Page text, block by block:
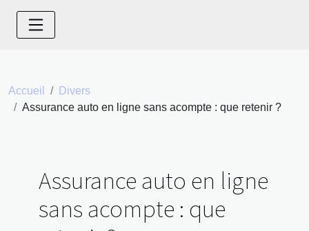
Accueil
Divers
Assurance auto en ligne sans acompte : que retenir ?
Assurance auto en ligne
sans acompte : que